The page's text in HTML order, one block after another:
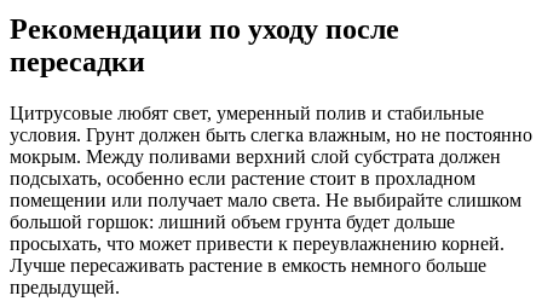
Рекомендации по уходу после
пересадки
Цитрусовые любят свет, умеренный полив и стабильные
условия. Грунт должен быть слегка влажным, но не постоянно
мокрым. Между поливами верхний слой субстрата должен
подсыхать, особенно если растение стоит в прохладном
помещении или получает мало света. Не выбирайте слишком
большой горшок: лишний объем грунта будет дольше
просыхать, что может привести к переувлажнению корней.
Лучше пересаживать растение в емкость немного больше
предыдущей.